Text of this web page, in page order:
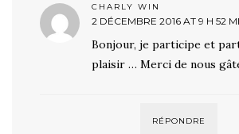
CHARLY WIN
2 DÉCEMBRE 2016 AT 9 H 52
Bonjour, je participe et
plaisir … Merci de nous
RÉPONDRE